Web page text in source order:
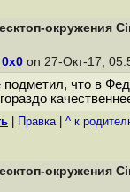
окружения
0x0 on 27-Окт-17,
что в
Правка| ^ к
окружения